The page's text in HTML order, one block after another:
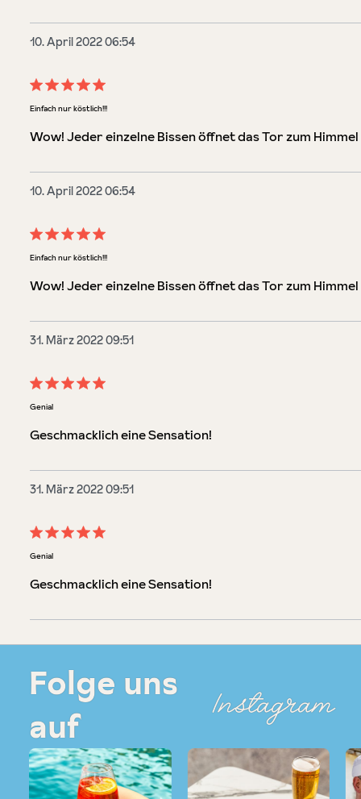
10. April 2022 06:54
Bewertung mit 5 von 5 Sternen
Einfach nur köstlich!!!
Wow! Jeder einzelne Bissen öffnet das Tor zum Himmel
10. April 2022 06:54
Bewertung mit 5 von 5 Sternen
Einfach nur köstlich!!!
Wow! Jeder einzelne Bissen öffnet das Tor zum Himmel
31. März 2022 09:51
Bewertung mit 5 von 5 Sternen
Genial
Geschmacklich eine Sensation!
31. März 2022 09:51
Bewertung mit 5 von 5 Sternen
Genial
Geschmacklich eine Sensation!
Folge uns
auf
Instagram